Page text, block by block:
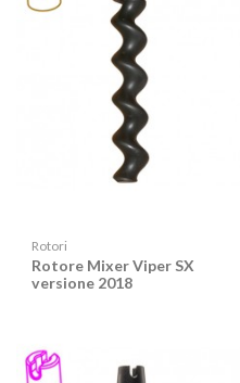
Rotori
Rotore Mixer Viper SX
versione 2018